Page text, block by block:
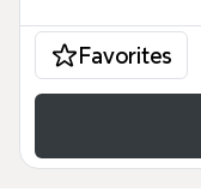
Favorites